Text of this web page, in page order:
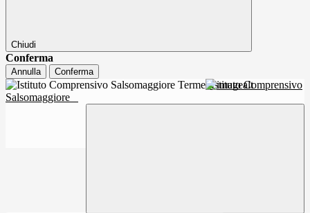
Chiudi
Conferma
Annulla Conferma
Istituto Comprensivo
Salsomaggiore